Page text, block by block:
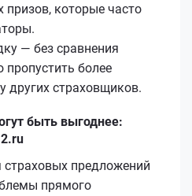
которые часто
— без сравнения
пропустить более
других страховщиков.
быть выгоднее:
предложений
прямого